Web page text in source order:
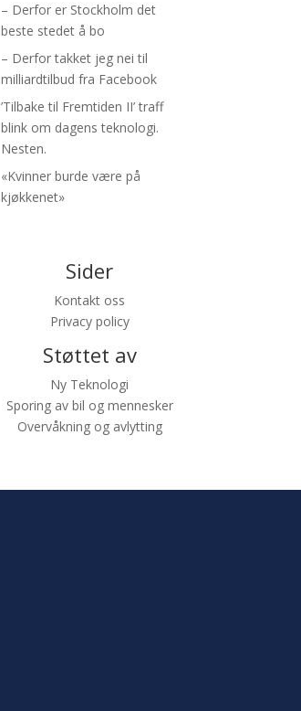
– Derfor er Stockholm det
beste stedet å bo
– Derfor takket jeg nei til
milliardtilbud fra Facebook
’Tilbake til Fremtiden II’ traff
blink om dagens teknologi.
Nesten.
«Kvinner burde være på
kjøkkenet»
Sider
Kontakt oss
Privacy policy
Støttet av
Ny Teknologi
Sporing av bil og mennesker
Overvåkning og avlytting